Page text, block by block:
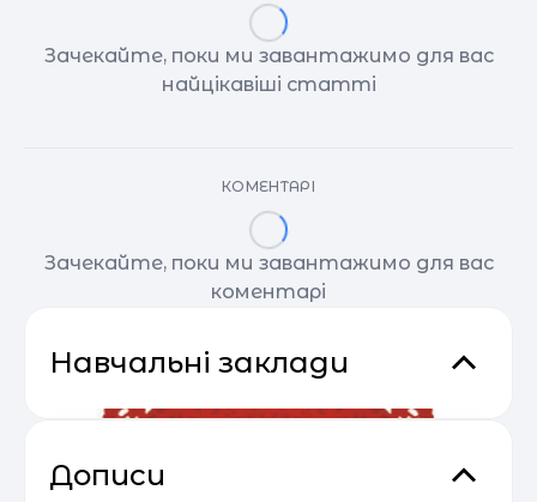
Зачекайте, поки ми завантажимо для вас
найцікавіші статті
КОМЕНТАРІ
Зачекайте, поки ми завантажимо для вас
коментарі
Навчальні заклади
Дописи